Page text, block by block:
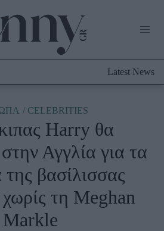
Latest News
CELEBRITIES
Harry θα
Αγγλία για τα
της βασίλισσας
τη Meghan
Markle